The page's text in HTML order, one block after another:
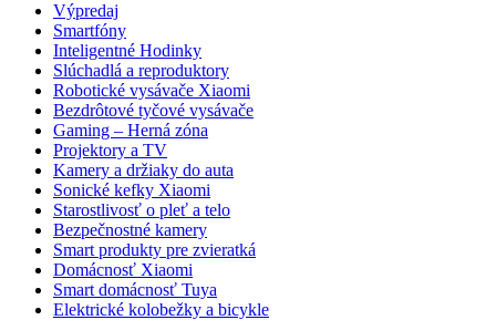
Výpredaj
Smartfóny
Inteligentné Hodinky
Slúchadlá a reproduktory
Robotické vysávače Xiaomi
Bezdrôtové tyčové vysávače
Gaming – Herná zóna
Projektory a TV
Kamery a držiaky do auta
Sonické kefky Xiaomi
Starostlivosť o pleť a telo
Bezpečnostné kamery
Smart produkty pre zvieratká
Domácnosť Xiaomi
Smart domácnosť Tuya
Elektrické kolobežky a bicykle